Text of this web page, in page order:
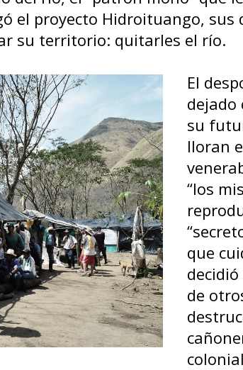
El
dejado
su
lloran
“los
que
de